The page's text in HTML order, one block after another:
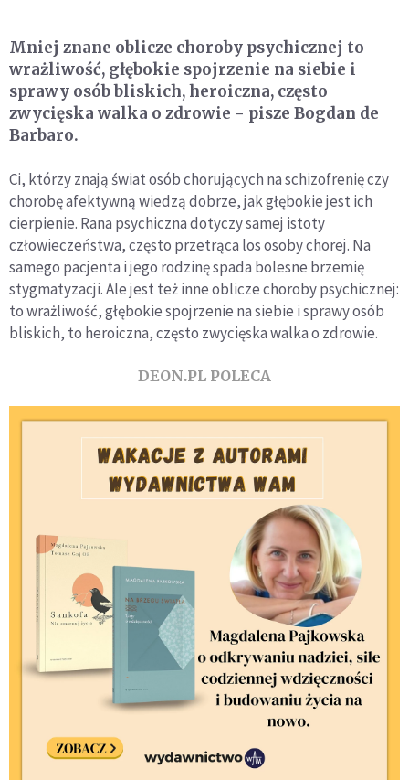
Mniej znane oblicze choroby psychicznej to
wrażliwość, głębokie spojrzenie na siebie i
sprawy osób bliskich, heroiczna, często
zwycięska walka o zdrowie - pisze Bogdan de
Barbaro.
Ci, którzy znają świat osób chorujących na schizofrenię czy
chorobę afektywną wiedzą dobrze, jak głębokie jest ich
cierpienie. Rana psychiczna dotyczy samej istoty
człowieczeństwa, często przetrąca los osoby chorej. Na
samego pacjenta i jego rodzinę spada bolesne brzemię
stygmatyzacji. Ale jest też inne oblicze choroby psychicznej:
to wrażliwość, głębokie spojrzenie na siebie i sprawy osób
bliskich, to heroiczna, często zwycięska walka o zdrowie.
DEON.PL POLECA